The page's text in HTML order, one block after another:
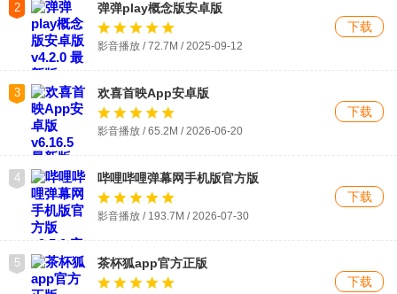
2 弹弹play概念版安卓版
影音播放 / 72.7M / 2025-09-12
下载
3 欢喜首映App安卓版
影音播放 / 65.2M / 2026-06-20
下载
4 哔哩哔哩弹幕网手机版官方版
影音播放 / 193.7M / 2026-07-30
下载
5 茶杯狐app官方正版
下载